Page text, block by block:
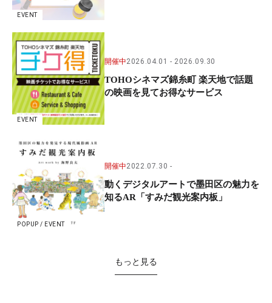
EVENT
EVENT
開催中2026.04.01 2026.09.30
TOHOシネマズ錦糸町 楽天地で話題
の映画を見てお得なサービス
POPUP / EVENT
開催中2022.07.30
動くデジタルアートで墨田区の魅力を
知るAR「すみだ観光案内板」
もっと見る